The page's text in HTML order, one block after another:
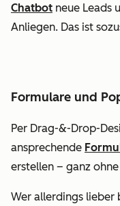
Chatbot neue Leads
Anliegen. Das ist
Formulare und
Per Drag-&-Drop-
ansprechende
erstellen – ganz
Wer allerdings lieber